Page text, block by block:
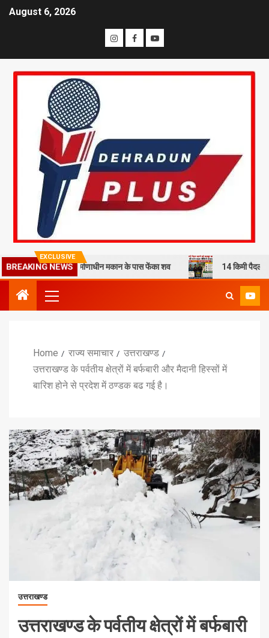
August 6, 2026
EXCLUSIVE
BREAKING NEWS
से हत्या कर निर्माणाधीन मकान के पास फेंका शव 14 किमी पैदल चलने को
Home राज्य समाचार
उत्तराखण्ड
उत्तराखण्ड के पर्वतीय क्षेत्रों में बर्फबारी और मैदानी हिस्सों में
बारिश होने से प्रदेश में ठण्डक बढ गई है।
उत्तराखण्ड
उत्तराखण्ड के पर्वतीय क्षेत्रों में बर्फबारी